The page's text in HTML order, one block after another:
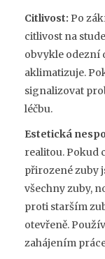
Citlivost: Po
citlivost na
obvykle odezní
aklimatizuje.
signalizovat
léčbu.
Estetická
realitou. Pokud
přirozené zuby
všechny zuby,
proti starším
otevřeně.
zahájením